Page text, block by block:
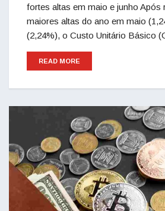
fortes altas em maio e junho Após
maiores altas do ano em maio
(2,24%), o Custo Unitário Básico
READ MORE